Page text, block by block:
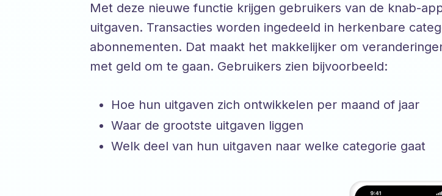
Met deze nieuwe functie krijgen gebruikers van de knab-
uitgaven. Transacties worden ingedeeld in herkenbare
abonnementen. Dat maakt het makkelijker om
met geld om te gaan. Gebruikers zien bijvoorbeeld:
Hoe hun uitgaven zich ontwikkelen per maand of jaar
Waar de grootste uitgaven liggen
Welk deel van hun uitgaven naar welke categorie gaat